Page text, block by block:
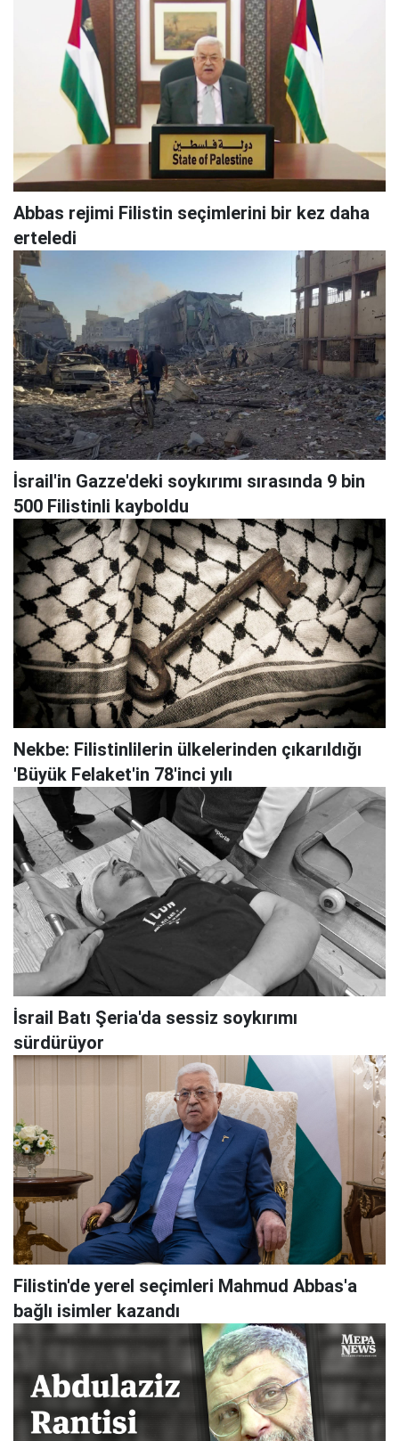
Abbas rejimi Filistin seçimlerini bir kez daha
erteledi
İsrail'in Gazze'deki soykırımı sırasında 9 bin
500 Filistinli kayboldu
Nekbe: Filistinlilerin ülkelerinden çıkarıldığı
'Büyük Felaket'in 78'inci yılı
İsrail Batı Şeria'da sessiz soykırımı
sürdürüyor
Filistin'de yerel seçimleri Mahmud Abbas'a
bağlı isimler kazandı